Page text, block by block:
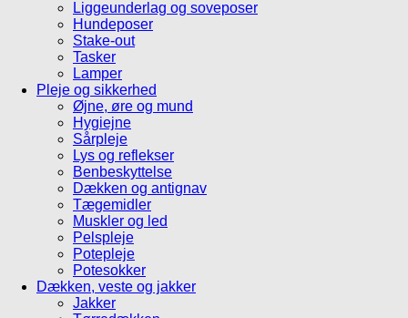
Liggeunderlag og soveposer
Hundeposer
Stake-out
Tasker
Lamper
Pleje og sikkerhed
Øjne, øre og mund
Hygiejne
Sårpleje
Lys og reflekser
Benbeskyttelse
Dækken og antignav
Tægemidler
Muskler og led
Pelspleje
Potepleje
Potesokker
Dækken, veste og jakker
Jakker